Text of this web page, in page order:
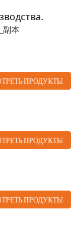
ПРОДУКТЫ
ПРОДУКТЫ
ПРОДУКТЫ